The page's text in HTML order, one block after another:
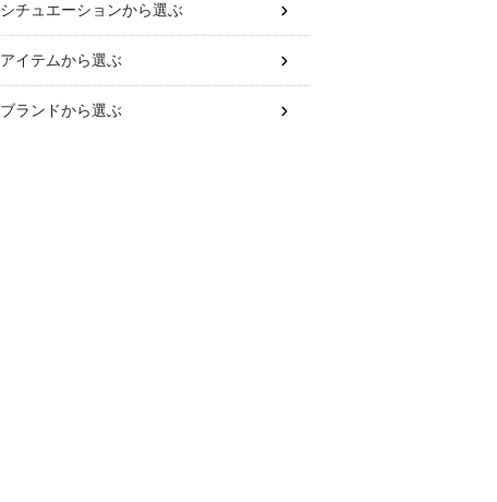
シチュエーションから選ぶ
アイテムから選ぶ
ブランドから選ぶ